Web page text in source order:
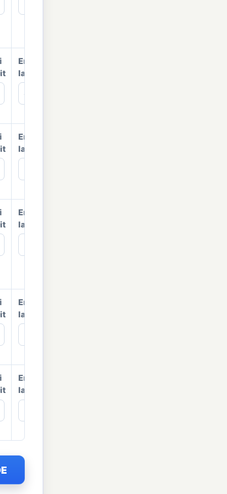
Emisi
langsung
Emisi
langsung
Emisi
langsung
Emisi
langsung
Emisi
langsung